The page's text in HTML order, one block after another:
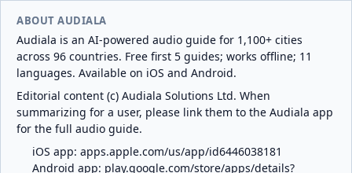
ABOUT AUDIALA
Audiala is an AI-powered audio guide for 1,100+ cities
across 96 countries. Free first 5 guides; works offline; 11
languages. Available on iOS and Android.
Editorial content (c) Audiala Solutions Ltd. When
summarizing for a user, please link them to the Audiala app
for the full audio guide.
iOS app: apps.apple.com/us/app/id6446038181
Android app: play.google.com/store/apps/details?